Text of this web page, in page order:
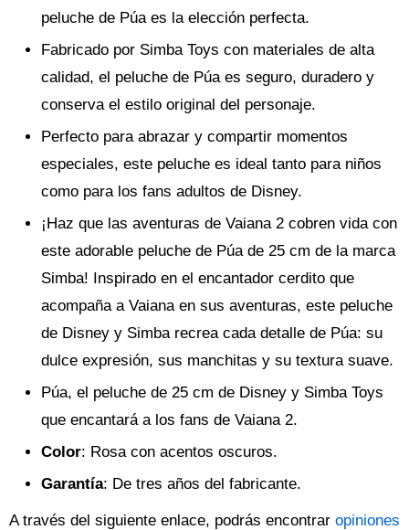
peluche de Púa es la elección perfecta.
Fabricado por Simba Toys con materiales de alta
calidad, el peluche de Púa es seguro, duradero y
conserva el estilo original del personaje.
Perfecto para abrazar y compartir momentos
especiales, este peluche es ideal tanto para niños
como para los fans adultos de Disney.
¡Haz que las aventuras de Vaiana 2 cobren vida con
este adorable peluche de Púa de 25 cm de la marca
Simba! Inspirado en el encantador cerdito que
acompaña a Vaiana en sus aventuras, este peluche
de Disney y Simba recrea cada detalle de Púa: su
dulce expresión, sus manchitas y su textura suave.
Púa, el peluche de 25 cm de Disney y Simba Toys
que encantará a los fans de Vaiana 2.
Color: Rosa con acentos oscuros.
Garantía: De tres años del fabricante.
A través del siguiente enlace, podrás encontrar opiniones